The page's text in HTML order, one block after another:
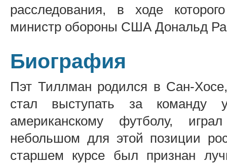
расследования, в ходе
министр обороны США Дональд
Биография
Пэт Тиллман родился в Сан-
стал выступать за команду
американскому футболу,
небольшом для этой позиции
старшем курсе был признан